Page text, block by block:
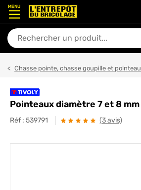
MENU
En quoi puis-je vous aider ?
Chasse pointe, chasse goupille et pointeau
Pointeaux diamètre 7 et 8 mm
Réf : 539791 (3 avis)